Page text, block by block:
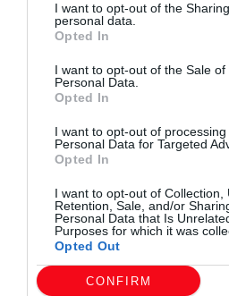
I want to opt-out of the
personal data.
Opted In
I want to opt-out of the Sale of
Personal Data.
Opted In
I want to opt-out of processing
Personal Data for Targeted
Opted In
I want to opt-out of Collection,
Retention, Sale, and/or
Personal Data that Is
Purposes for which it was
Opted Out
CONFIRM
Συντάχθηκε από: ERKO